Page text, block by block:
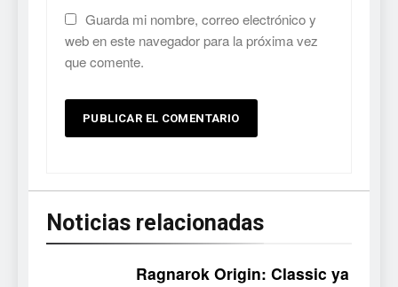
Guarda mi nombre, correo electrónico y
web en este navegador para la próxima vez
que comente.
Noticias relacionadas
Ragnarok Origin: Classic ya